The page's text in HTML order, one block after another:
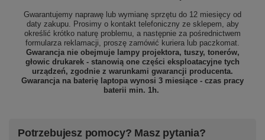
Gwarantujemy naprawę lub wymianę sprzętu do 12 miesięcy od
daty zakupu. Prosimy o kontakt telefoniczny ze sklepem, aby
określić krótko naturę problemu, a następnie za pośrednictwem
formularza reklamacji, proszę zamówić kuriera lub paczkomat.
Gwarancja nie obejmuje lampy projektora, tuszy, tonerów,
głowic drukarek - stanowią one części eksploatacyjne tych
urządzeń, zgodnie z warunkami gwarancji producenta.
Gwarancja na baterię laptopa wynosi 3 miesiące - czas pracy
baterii min. 1h.
Potrzebujesz pomocy? Masz pytania?